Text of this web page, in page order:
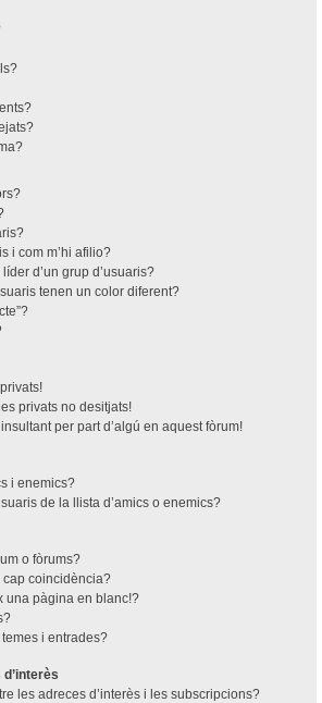
i com m’hi afilio?
d’un grup d’usuaris?
tenen un color diferent?
privats no desitjats!
per part d’algú en aquest fòrum!
i enemics?
de la llista d’amics o enemics?
o fòrums?
cap coincidència?
una pàgina en blanc!?
i entrades?
les adreces d’interès i les subscripcions?